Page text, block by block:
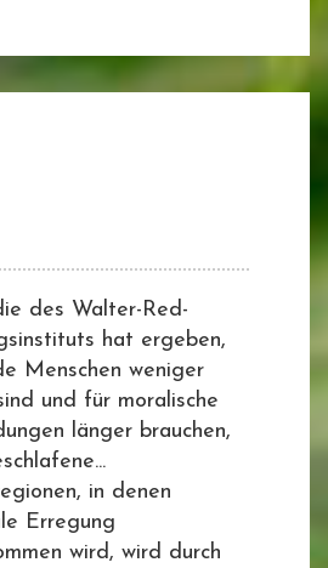
des Walter-Red-
hat ergeben,
Menschen weniger
und für moralische
länger brauchen,
in denen
Erregung
wird, wird durch